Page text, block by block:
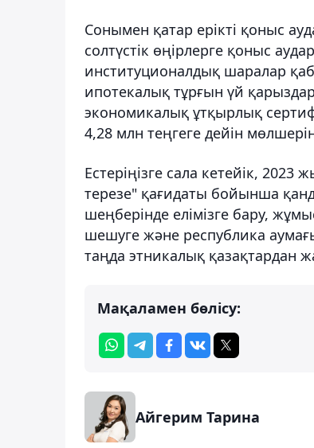
Сонымен қатар ерікті қоныс
солтүстік өңірлерге қоныс
институционалдық шаралар
ипотекалық тұрғын үй
экономикалық ұтқырлық
4,28 млн теңгеге дейін
Естеріңізге сала кетейік,
терезе" қағидаты бойынша
шеңберінде елімізге бару,
шешуге және республика
таңда этникалық қазақтардан
Мақаламен бөлісу:
Айгерим Тарина